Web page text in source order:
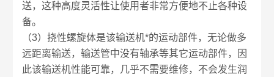
送，这种高度灵活性让使用者非常方便地不止各种设
备。
（3）挠性螺旋体是该输送机*的运动部件，无论做多
远距离输送，输送管中没有轴承等其它运动部件，因
此该输送机性能可靠，几乎不需要维修，不会发生润